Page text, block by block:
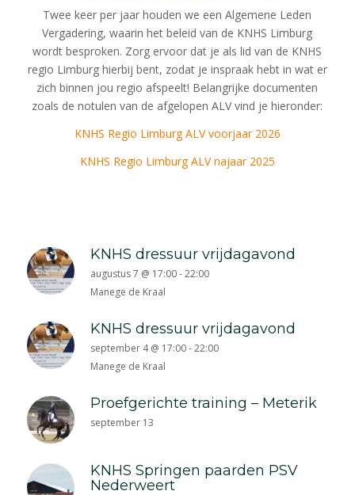
Twee keer per jaar houden we een Algemene Leden
Vergadering, waarin het beleid van de KNHS Limburg
wordt besproken. Zorg ervoor dat je als lid van de KNHS
regio Limburg hierbij bent, zodat je inspraak hebt in wat er
zich binnen jou regio afspeelt! Belangrijke documenten
zoals de notulen van de afgelopen ALV vind je hieronder:
KNHS Regio Limburg ALV voorjaar 2026
KNHS Regio Limburg ALV najaar 2025
KNHS dressuur vrijdagavond
augustus 7 @ 17:00-22:00
Manege de Kraal
KNHS dressuur vrijdagavond
september 4 @ 17:00-22:00
Manege de Kraal
Proefgerichte training – Meterik
september 13
KNHS Springen paarden PSV
Nederweert